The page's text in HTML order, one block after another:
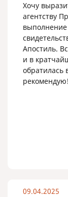
Хочу
агентству
Апостиль.
и в
обратилась
рекомендую!
09.04.2025